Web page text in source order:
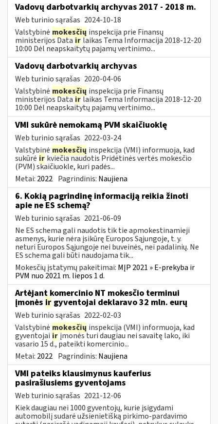
Vadovų darbotvarkių archyvas 2017 - 2018 m.
Web turinio sąrašas 2024-10-18
Valstybinė mokesčių inspekcija prie Finansų
ministerijos Datairlaikas Tema Informacija 2018-12-20
10:00 Dėl neapskaitytų pajamų vertinimo...
Vadovų darbotvarkių archyvas
Web turinio sąrašas 2020-04-06
Valstybinė mokesčių inspekcija prie Finansų
ministerijos Datairlaikas Tema Informacija 2018-12-20
10:00 Dėl neapskaitytų pajamų vertinimo...
VMI sukūrė nemokamą PVM skaičiuoklę
Web turinio sąrašas 2022-03-24
Valstybinė mokesčių inspekcija (VMI) informuoja, kad
sukūrė ir kviečia naudotis Pridėtinės vertės mokesčio
(PVM) skaičiuokle, kuri padės...
Metai: 2022 Pagrindinis: Naujiena
6. Kokią pagrindinę informaciją reikia žinoti
apie ne ES schemą?
Web turinio sąrašas 2021-06-09
Ne ES schema gali naudotis tik tie apmokestinamieji
asmenys, kurie nėra įsikūrę Europos Sąjungoje, t. y.
neturi Europos Sąjungoje nei buveinės, nei padalinių. Ne
ES schema gali būti naudojama tik...
Mokesčių įstatymų pakeitimai: MĮP 2021 » E-prekyba ir
PVM nuo 2021 m. liepos 1 d.
Artėjant komercinio NT mokesčio terminui
įmonės ir gyventojai deklaravo 32 mln. eurų
Web turinio sąrašas 2022-02-03
Valstybinė mokesčių inspekcija (VMI) informuoja, kad
gyventojai irįmonės turi daugiau nei savaitę lako, iki
vasario 15 d., pateikti komercinio...
Metai: 2022 Pagrindinis: Naujiena
VMI pateiks klausimynus kauferius
pasirašiusiems gyventojams
Web turinio sąrašas 2021-12-06
Kiek daugiau nei 1000 gyventojų, kurie įsigydami
automobilį sudarė užsienietišką pirkimo-pardavimo